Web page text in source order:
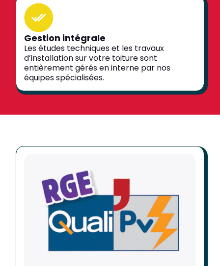
Gestion intégrale
Les études techniques et les travaux
d’installation sur votre toiture sont
entièrement gérés en interne par nos
équipes spécialisées.